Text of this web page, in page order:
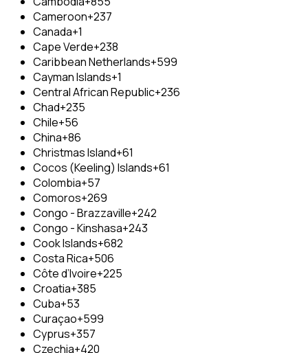
Cameroon+237
Canada+1
Cape Verde+238
Caribbean Netherlands+599
Cayman Islands+1
Central African Republic+236
Chad+235
Chile+56
China+86
Christmas Island+61
Cocos (Keeling) Islands+61
Colombia+57
Comoros+269
Congo - Brazzaville+242
Congo - Kinshasa+243
Cook Islands+682
Costa Rica+506
Côte d’Ivoire+225
Croatia+385
Cuba+53
Curaçao+599
Cyprus+357
Czechia+420